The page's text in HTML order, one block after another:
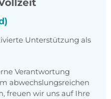
Unterstützung als
Verantwortung
abwechslungsreichen
freuen wir uns auf Ihre